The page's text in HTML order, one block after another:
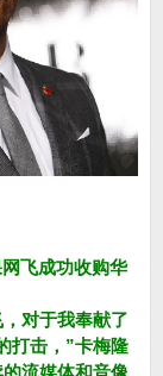
网飞成功收购华
对于我奉献了
打击，”卡梅隆
流媒体和音像